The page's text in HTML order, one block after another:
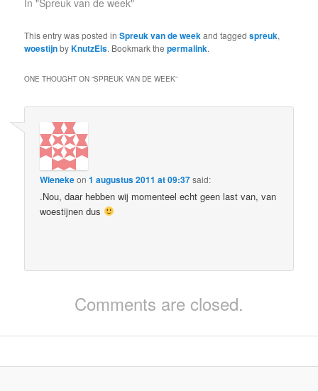
This entry was posted inSpreuk van de weekand taggedspreuk,
woestijnbyKnutzEls. Bookmark thepermalink.
ONE THOUGHT ON “SPREUK VAN DE WEEK”
Wienekeon1 augustus 2011 at 09:37said:
.Nou, daar hebben wij momenteel echt geen last van, van
woestijnen dus
Comments are closed.